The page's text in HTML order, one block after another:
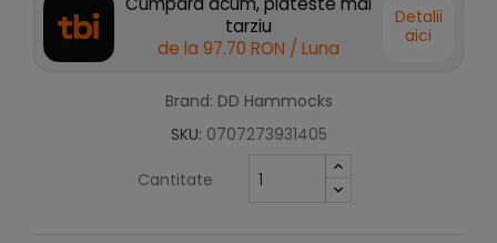
tarziu
de la 97.70 RON / Luna
Detalii
aici
Brand: DD Hammocks
SKU: 0707273931405
Cantitate